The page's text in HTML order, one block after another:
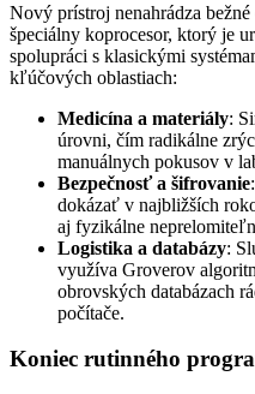
Nový prístroj nenahrádza
špeciálny koprocesor, ktorý je
spolupráci s klasickými
kľúčových oblastiach:
Medicína a materiály:
úrovni, čím radikálne
manuálnych pokusov v
Bezpečnosť a šifrovanie
dokázať v najbližších
aj fyzikálne
Logistika a databázy:
využíva Groverov
obrovských databázach
počítače.
Koniec rutinného